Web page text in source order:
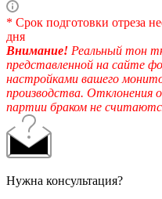
* Срок подготовки отреза
дня
Внимание! Реальный тон
представленной на сайте
настройками вашего
производства. Отклонения
партии браком не
Нужна консультация?